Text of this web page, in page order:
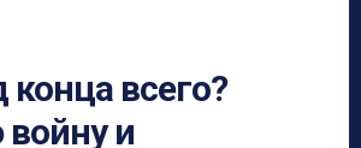
конца всего?
и